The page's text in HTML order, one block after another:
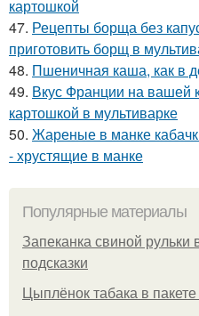
картошкой
47. Рецепты борща без
приготовить борщ в
48. Пшеничная каша, как в
49. Вкус Франции на вашей
картошкой в мультиварке
50. Жареные в манке
- хрустящие в манке
Популярные материалы
Запеканка свиной рульки
подсказки
Цыплёнок табака в